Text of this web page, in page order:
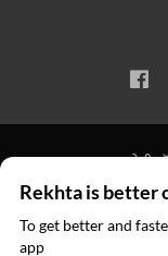
प्राइवेसी
© 2026
Rekhta is better
To get better and
app